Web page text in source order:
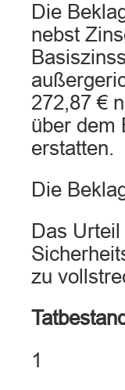
Die
nebst
272,87 €
über dem
erstatten.
Die
Das
zu
Tatbestand
1